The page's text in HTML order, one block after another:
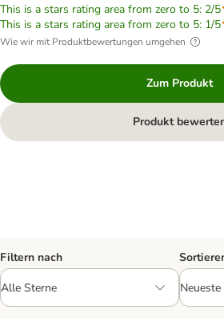
This is a stars rating area from zero to 5: 2/5
This is a stars rating area from zero to 5: 1/5
Wie wir mit Produktbewertungen umgehen
Zum Produkt
Produkt
Filtern nach